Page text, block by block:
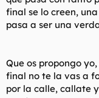
final se lo creen,
pasa a ser una
Que os propongo
final no te la vas a
por la calle, callate